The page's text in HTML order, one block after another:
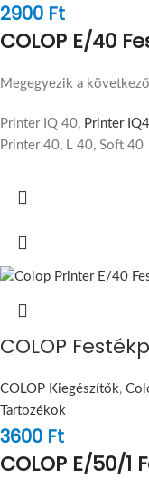
2900 Ft
COLOP E/40
Megegyezik a
Printer IQ 40, Printer
Printer 40, L 40, Soft 40
COLOP
COLOP Kiegészítők,
Tartozékok
3600 Ft
COLOP E/50/1